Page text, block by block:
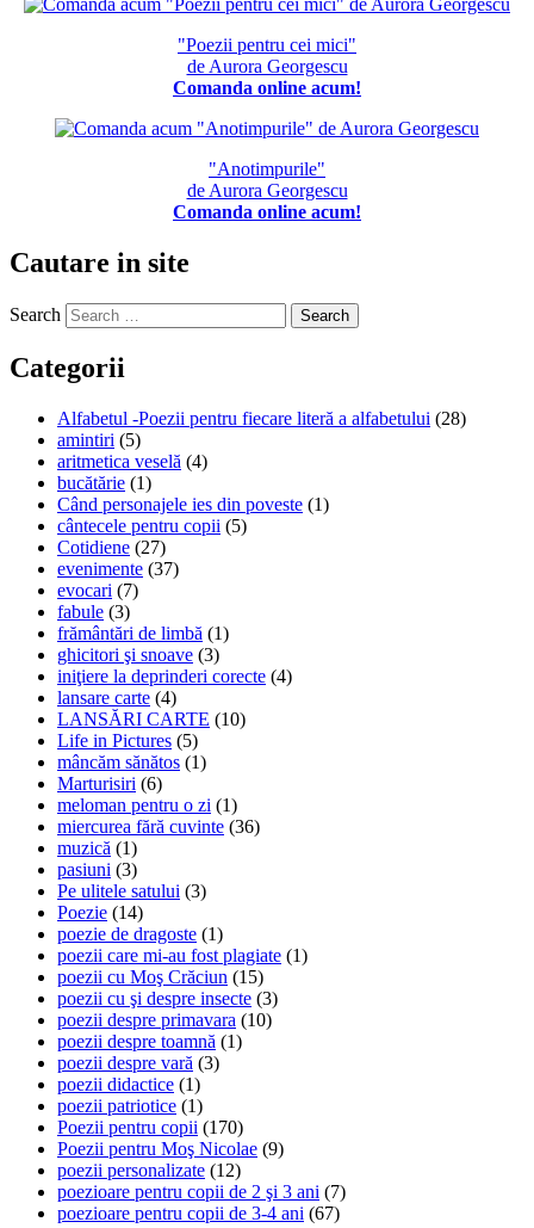
"Poezii pentru cei mici"
de Aurora Georgescu
Comanda online acum!
"Anotimpurile"
de Aurora Georgescu
Comanda online acum!
Cautare in site
Search
Categorii
Alfabetul -Poezii pentru fiecare literă a alfabetului (28)
amintiri (5)
aritmetica veselă (4)
bucătărie (1)
Când personajele ies din poveste (1)
cântecele pentru copii (5)
Cotidiene (27)
evenimente (37)
evocari (7)
fabule (3)
frământări de limbă (1)
ghicitori şi snoave (3)
iniţiere la deprinderi corecte (4)
lansare carte (4)
LANSĂRI CARTE (10)
Life in Pictures (5)
mâncăm sănătos (1)
Marturisiri (6)
meloman pentru o zi (1)
miercurea fără cuvinte (36)
muzică (1)
pasiuni (3)
Pe ulitele satului (3)
Poezie (14)
poezie de dragoste (1)
poezii care mi-au fost plagiate (1)
poezii cu Moş Crăciun (15)
poezii cu şi despre insecte (3)
poezii despre primavara (10)
poezii despre toamnă (1)
poezii despre vară (3)
poezii didactice (1)
poezii patriotice (1)
Poezii pentru copii (170)
Poezii pentru Moş Nicolae (9)
poezii personalizate (12)
poezioare pentru copii de 2 şi 3 ani (7)
poezioare pentru copii de 3-4 ani (67)